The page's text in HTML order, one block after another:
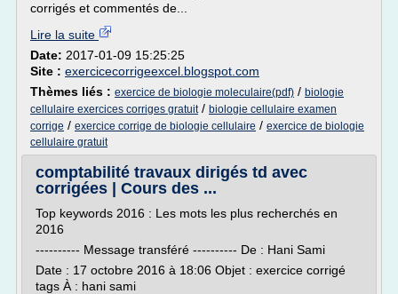
corrigés et commentés de...
Lire la suite
Date: 2017-01-09 15:25:25
Site : exercicecorrigeexcel.blogspot.com
Thèmes liés : exercice de biologie moleculaire(pdf) / biologie
cellulaire exercices corriges gratuit/ biologie cellulaire examen
corrige / exercice corrige de biologie cellulaire / exercice de biologie
cellulaire gratuit
comptabilité travaux dirigés td avec
corrigées | Cours des ...
Top keywords 2016 : Les mots les plus recherchés en
2016
---------- Message transféré ---------- De : Hani Sami
Date : 17 octobre 2016 à 18:06 Objet : exercice corrigé
tags À : hani sami